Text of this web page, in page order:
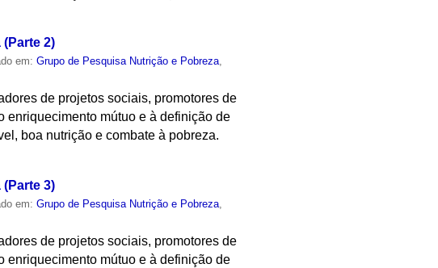
2)
em:Grupo de Pesquisa Nutrição e Pobreza,
de projetos sociais, promotores de
enriquecimento mútuo e à definição de
boa nutrição e combate à pobreza.
3)
em:Grupo de Pesquisa Nutrição e Pobreza
de projetos sociais, promotores de
enriquecimento mútuo e à definição de